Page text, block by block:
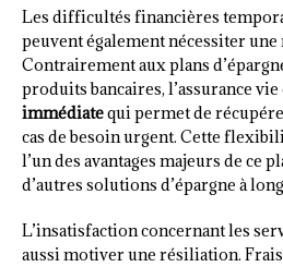
Les difficultés financières
peuvent également nécessiter
Contrairement aux plans
produits bancaires, l’assurance
immédiatequi permet de
cas de besoin urgent. Cette
l’un des avantages majeurs de ce
d’autres solutions d’épargne à
L’insatisfaction concernant les
aussi motiver une résiliation.